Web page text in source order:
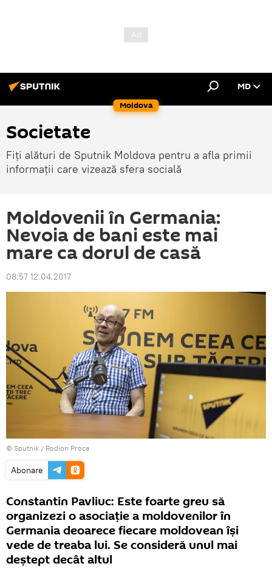
Moldova
MD
Societate
Fiți alături de Sputnik Moldova pentru a afla primii
informații care vizează sfera socială
Moldovenii în Germania:
Nevoia de bani este mai
mare ca dorul de casă
08:57 12.04.2017
© Sputnik / Rodion Proca
Abonare
Constantin Pavliuc: Este foarte greu să
organizezi o asociație a moldovenilor în
Germania deoarece fiecare moldovean își
vede de treaba lui. Se consideră unul mai
deștept decât altul